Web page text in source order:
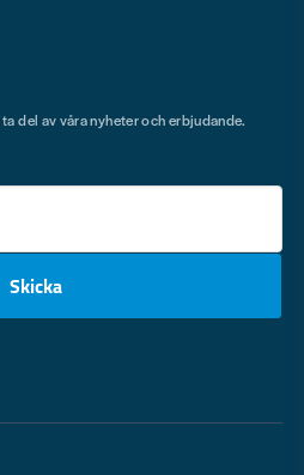
Skicka
del av våra nyheter och erbjudande.